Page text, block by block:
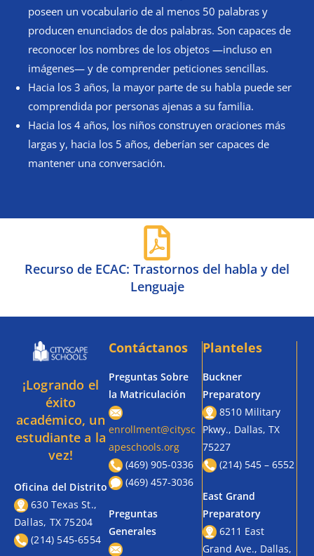
poseen un vocabulario de al menos 50 palabras y
producen enunciados de dos palabras. Son capaces de
reconocer los nombres de los objetos —incluso en
imágenes— y de comprender peticiones sencillas.
Hacia los 3 años, la mayor parte de su habla puede ser
comprendida por personas ajenas a su familia.
Hacia los 4 años, los niños construyen oraciones más
largas y, hacia los 5 años, deberían ser capaces de
mantener una conversación.
Recurso de ECAC: Trastornos del habla y del
Lenguaje
¡Logrando el
éxito
académico, un
estudiante a la
vez!
Oficina del Distrito
630 Texas St.,
Dallas, TX 75204
(214) 545-6554
Contáctanos
Preguntas Sobre
la Matriculación
enrollment@citysc
apeschools.org
(469) 905-0336
(469) 457-3036
Preguntas
Generales
Planteles
Buckner
Preparatory
8510 Military
Pkwy., Dallas, TX
75227
(214) 545 – 6552
East Grand
Preparatory
6211 East
Grand Ave., Dallas,